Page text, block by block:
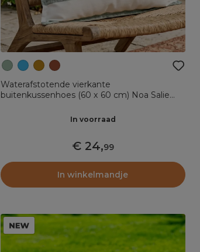
Waterafstotende vierkante
buitenkussenhoes (60 x 60 cm) Noa Salie
In voorraad
24,99
In winkelmandje